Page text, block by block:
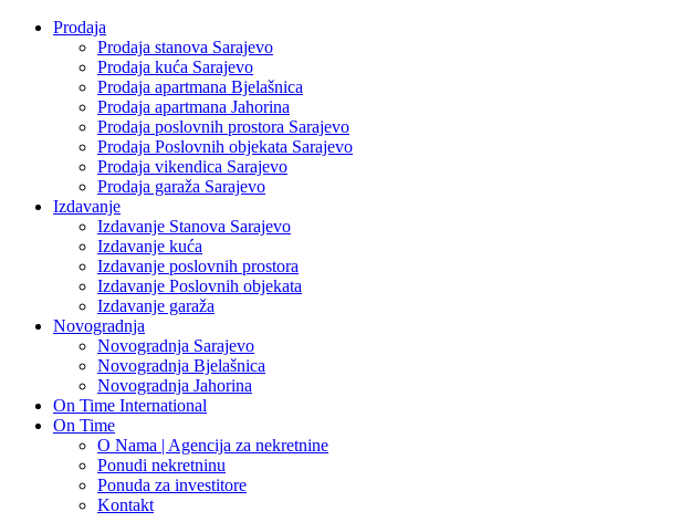
Prodaja
Prodaja stanova Sarajevo
Prodaja kuća Sarajevo
Prodaja apartmana Bjelašnica
Prodaja apartmana Jahorina
Prodaja poslovnih prostora Sarajevo
Prodaja Poslovnih objekata Sarajevo
Prodaja vikendica Sarajevo
Prodaja garaža Sarajevo
Izdavanje
Izdavanje Stanova Sarajevo
Izdavanje kuća
Izdavanje poslovnih prostora
Izdavanje Poslovnih objekata
Izdavanje garaža
Novogradnja
Novogradnja Sarajevo
Novogradnja Bjelašnica
Novogradnja Jahorina
On Time International
On Time
O Nama | Agencija za nekretnine
Ponudi nekretninu
Ponuda za investitore
Kontakt